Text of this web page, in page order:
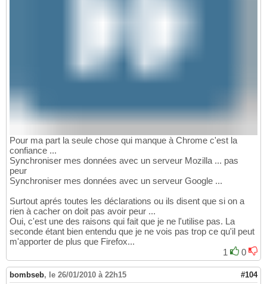
Pour ma part la seule chose qui manque à Chrome c'est la
confiance ...
Synchroniser mes données avec un serveur Mozilla ... pas
peur
Synchroniser mes données avec un serveur Google ...
Surtout aprés toutes les déclarations ou ils disent que si on a
rien à cacher on doit pas avoir peur ...
Oui, c'est une des raisons qui fait que je ne l'utilise pas. La
seconde étant bien entendu que je ne vois pas trop ce qu'il peut
m'apporter de plus que Firefox...
1
0
bombseb, le 26/01/2010 à 22h15 #104